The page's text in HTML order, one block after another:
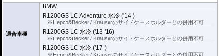
適合車種
BMW
R1200GS LC Adventure 水冷 ('14-)
※Hepco&Becker / Krauserのサイドケースホルダーとの併用不可
R1200GS LC 水冷 ('13-'16)
※Hepco&Becker / Krauserのサイドケースホルダーとの併用不可
R1200GS LC 水冷 ('17-)
※Hepco&Becker / Krauserのサイドケースホルダーとの併用不可